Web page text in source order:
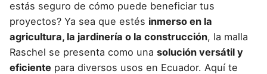
estás seguro de cómo puede beneficiar tus
proyectos? Ya sea que estés inmerso en la
agricultura, la jardinería o la construcción, la malla
Raschel se presenta como una solución versátil y
eficiente para diversos usos en Ecuador. Aquí te